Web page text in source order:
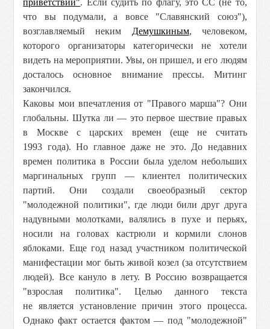
приветствии". Если судить по флагу, это СС (не то,
что вы подумали, а вовсе "Славянский союз"),
возглавляемый неким Демушкиным, человеком,
которого организаторы категорически не хотели
видеть на мероприятии. Увы, он пришел, и его людям
досталось основное внимание прессы. Митинг
закончился.
Каковы мои впечатления от "Правого марша"? Они
глобальны. Шутка ли — это первое шествие правых
в Москве с царских времен (еще не считать
1993 года). Но главное даже не это. До недавних
времен политика в России была уделом небольших
маргинальных групп — клиентел политических
партий. Они создали своеобразный сектор
"молодежной политики", где люди били друг друга
надувными молотками, валялись в пухе и перьях,
носили на головах кастрюли и кормили слонов
яблоками. Еще год назад участником политической
манифестации мог быть живой козел (за отсутствием
людей). Все кануло в лету. В Россию возвращается
"взрослая политика". Целью данного текста
не является установление причин этого процесса.
Однако факт остается фактом — под "молодежной"